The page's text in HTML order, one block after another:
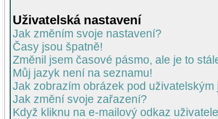
Uživatelská nastavení
Jak změním svoje nastavení?
Časy jsou špatně!
Změnil jsem časové pásmo, ale je to
Můj jazyk není na seznamu!
Jak zobrazím obrázek pod uživatelským
Jak změní svoje zařazení?
Když kliknu na e-mailový odkaz